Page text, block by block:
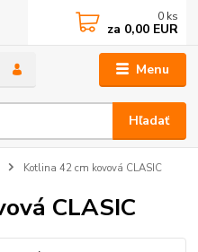
Menu
Hľadať
0 ks
za 0,00 EUR
Kotlina 42 cm kovová CLASIC
CLASIC